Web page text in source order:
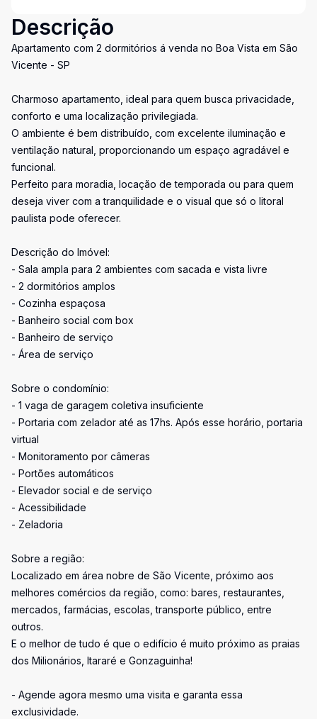
Descrição
Apartamento com 2 dormitórios á venda no Boa Vista em São
Vicente - SP
Charmoso apartamento, ideal para quem busca privacidade,
conforto e uma localização privilegiada.
O ambiente é bem distribuído, com excelente iluminação e
ventilação natural, proporcionando um espaço agradável e
funcional.
Perfeito para moradia, locação de temporada ou para quem
deseja viver com a tranquilidade e o visual que só o litoral
paulista pode oferecer.
Descrição do Imóvel:
- Sala ampla para 2 ambientes com sacada e vista livre
- 2 dormitórios amplos
- Cozinha espaçosa
- Banheiro social com box
- Banheiro de serviço
- Área de serviço
Sobre o condomínio:
- 1 vaga de garagem coletiva insuficiente
- Portaria com zelador até as 17hs. Após esse horário, portaria
virtual
- Monitoramento por câmeras
- Portões automáticos
- Elevador social e de serviço
- Acessibilidade
- Zeladoria
Sobre a região:
Localizado em área nobre de São Vicente, próximo aos
melhores comércios da região, como: bares, restaurantes,
mercados, farmácias, escolas, transporte público, entre
outros.
E o melhor de tudo é que o edifício é muito próximo as praias
dos Milionários, Itararé e Gonzaguinha!
- Agende agora mesmo uma visita e garanta essa
exclusividade.